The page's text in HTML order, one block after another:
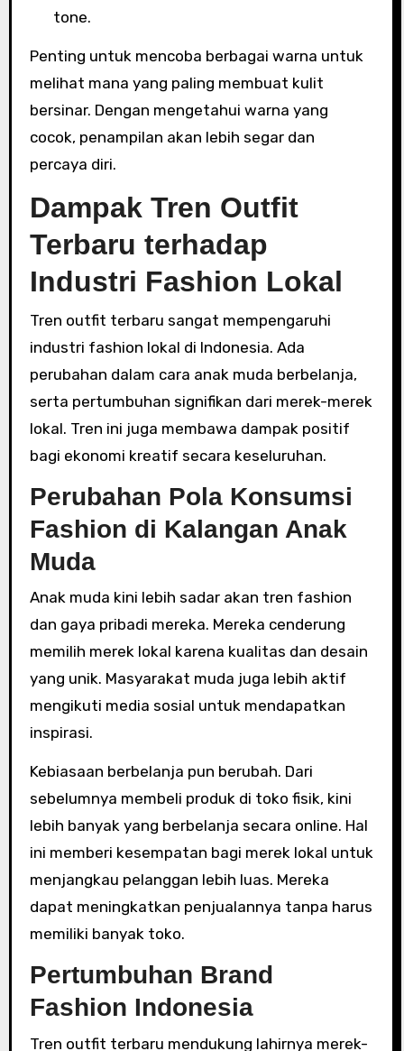
tone.
Penting untuk mencoba berbagai warna untuk
melihat mana yang paling membuat kulit
bersinar. Dengan mengetahui warna yang
cocok, penampilan akan lebih segar dan
percaya diri.
Dampak Tren Outfit
Terbaru terhadap
Industri Fashion Lokal
Tren outfit terbaru sangat mempengaruhi
industri fashion lokal di Indonesia. Ada
perubahan dalam cara anak muda berbelanja,
serta pertumbuhan signifikan dari merek-merek
lokal. Tren ini juga membawa dampak positif
bagi ekonomi kreatif secara keseluruhan.
Perubahan Pola Konsumsi
Fashion di Kalangan Anak
Muda
Anak muda kini lebih sadar akan tren fashion
dan gaya pribadi mereka. Mereka cenderung
memilih merek lokal karena kualitas dan desain
yang unik. Masyarakat muda juga lebih aktif
mengikuti media sosial untuk mendapatkan
inspirasi.
Kebiasaan berbelanja pun berubah. Dari
sebelumnya membeli produk di toko fisik, kini
lebih banyak yang berbelanja secara online. Hal
ini memberi kesempatan bagi merek lokal untuk
menjangkau pelanggan lebih luas. Mereka
dapat meningkatkan penjualannya tanpa harus
memiliki banyak toko.
Pertumbuhan Brand
Fashion Indonesia
Tren outfit terbaru mendukung lahirnya merek-